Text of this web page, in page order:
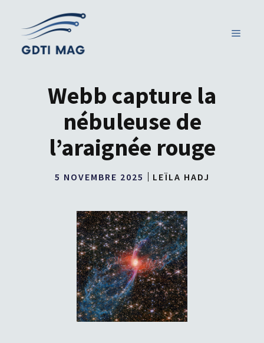
contenu
MENU
Webb capture la
nébuleuse de
l’araignée rouge
5 NOVEMBRE 2025 LEÏLA HADJ